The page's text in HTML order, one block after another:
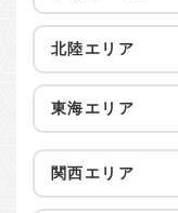
北陸エリア
東海エリア
関西エリア